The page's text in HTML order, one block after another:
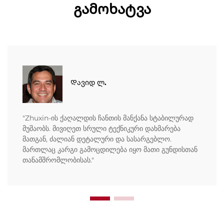
გამოხატვა
Დავიდ ლ.
"Zhuxin-ის ქაღალდის ჩანთის მანქანა სტაბილურად
მუშაობს. მივიღეთ სრული ტექნიკური დახმარება
მათგან, ძალიან დეტალური და სასარგებლო.
მართლაც კარგი გამოცდილება იყო მათი გუნდისთან
თანამშრომლობისას."